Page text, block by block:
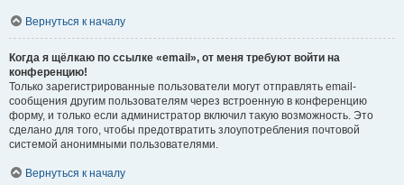
Вернуться к началу
Когда я щёлкаю по ссылке «email», от меня требуют войти на
конференцию!
Только зарегистрированные пользователи могут отправлять email-
сообщения другим пользователям через встроенную в конференцию
форму, и только если администратор включил такую возможность. Это
сделано для того, чтобы предотвратить злоупотребления почтовой
системой анонимными пользователями.
Вернуться к началу